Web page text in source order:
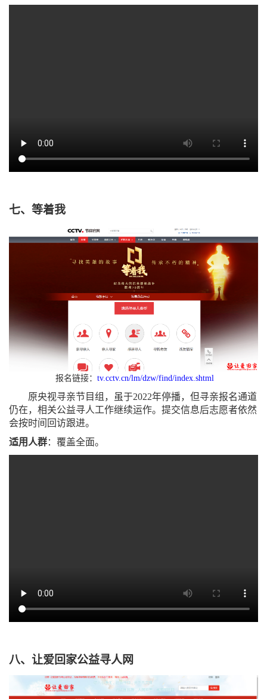
七、等着我
报名链接： tv.cctv.cn/lm/dzw/find/index.shtml
原央视寻亲节目组，虽于2022年停播，但寻亲报名通道
仍在，相关公益寻人工作继续运作。提交信息后志愿者依然
会按时间回访跟进。
适用人群： 覆盖全面。
八、让爱回家公益寻人网